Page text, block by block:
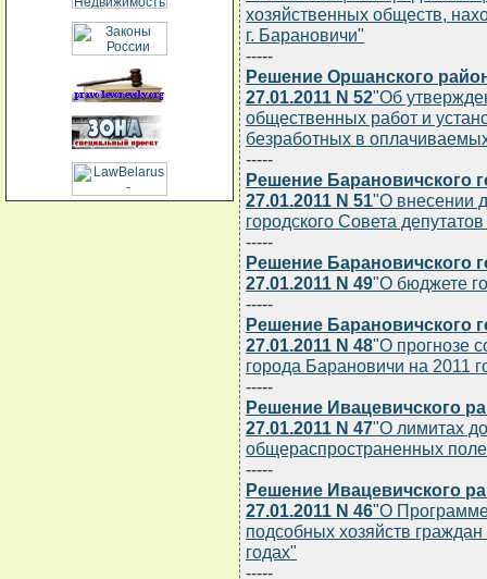
хозяйственных обществ,
г. Барановичи"
-----
Решение Оршанского
27.01.2011 N 52"Об
общественных работ и
безработных в
-----
Решение Барановичского
27.01.2011 N 51"О внесении
городского Совета
-----
Решение Барановичского
27.01.2011 N 49"О бюджете
-----
Решение Барановичского
27.01.2011 N 48"О прогнозе
города Барановичи на 2011
-----
Решение Ивацевичского
27.01.2011 N 47"О лимитах
общераспространенных
-----
Решение Ивацевичского
27.01.2011 N 46"О
подсобных хозяйств
годах"
-----